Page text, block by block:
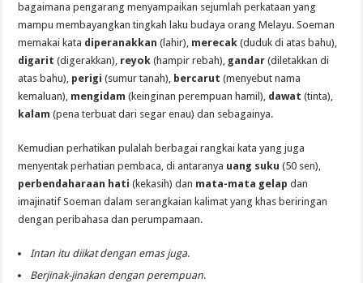
bagaimana pengarang menyampaikan sejumlah perkataan yang
mampu membayangkan tingkah laku budaya orang Melayu. Soeman
memakai kata diperanakkan (lahir), merecak (duduk di atas bahu),
digarit (digerakkan), reyok (hampir rebah), gandar (diletakkan di
atas bahu), perigi (sumur tanah), bercarut (menyebut nama
kemaluan), mengidam (keinginan perempuan hamil), dawat (tinta),
kalam (pena terbuat dari segar enau) dan sebagainya.
Kemudian perhatikan pulalah berbagai rangkai kata yang juga
menyentak perhatian pembaca, di antaranya uang suku (50 sen),
perbendaharaan hati (kekasih) dan mata-mata gelap dan
imajinatif Soeman dalam serangkaian kalimat yang khas beriringan
dengan peribahasa dan perumpamaan.
Intan itu diikat dengan emas juga.
Berjinak-jinakan dengan perempuan.